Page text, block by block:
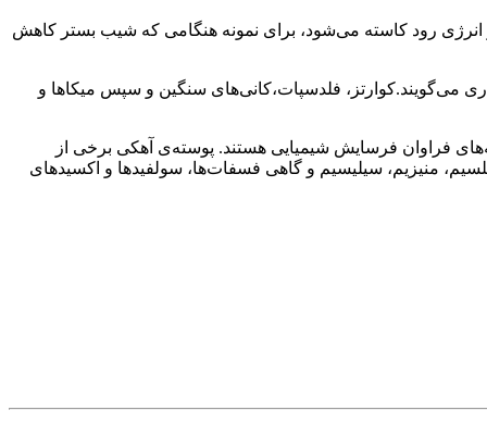
انرژى رود کاسته مى‌شود، براى نمونه هنگامى که شیب بستر کاهش
فلدسپات،کانى‌هاى سنگین و سپس میکاها و
فراوان فرسایش شیمیایى هستند. پوسته‌ى آهکى برخى از
منیزیم، سیلیسیم و گاهى فسفات‌ها، سولفیدها و اکسیدهاى